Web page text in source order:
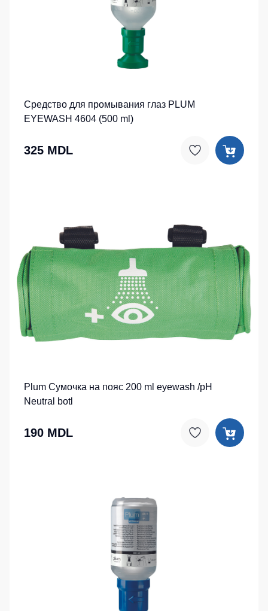
Средство для промывания глаз PLUM
EYEWASH 4604 (500 ml)
325 MDL
Plum Сумочка на пояс 200 ml eyewash /pH
Neutral botl
190 MDL